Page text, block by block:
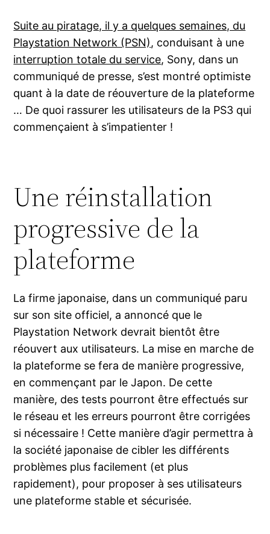
Suite au piratage, il y a quelques semaines, du
Playstation Network (PSN), conduisant à une
interruption totale du service, Sony, dans un
communiqué de presse, s’est montré optimiste
quant à la date de réouverture de la plateforme
… De quoi rassurer les utilisateurs de la PS3 qui
commençaient à s’impatienter !
Une réinstallation
progressive de la
plateforme
La firme japonaise, dans un communiqué paru
sur son site officiel, a annoncé que le
Playstation Network devrait bientôt être
réouvert aux utilisateurs. La mise en marche de
la plateforme se fera de manière progressive,
en commençant par le Japon. De cette
manière, des tests pourront être effectués sur
le réseau et les erreurs pourront être corrigées
si nécessaire ! Cette manière d’agir permettra à
la société japonaise de cibler les différents
problèmes plus facilement (et plus
rapidement), pour proposer à ses utilisateurs
une plateforme stable et sécurisée.